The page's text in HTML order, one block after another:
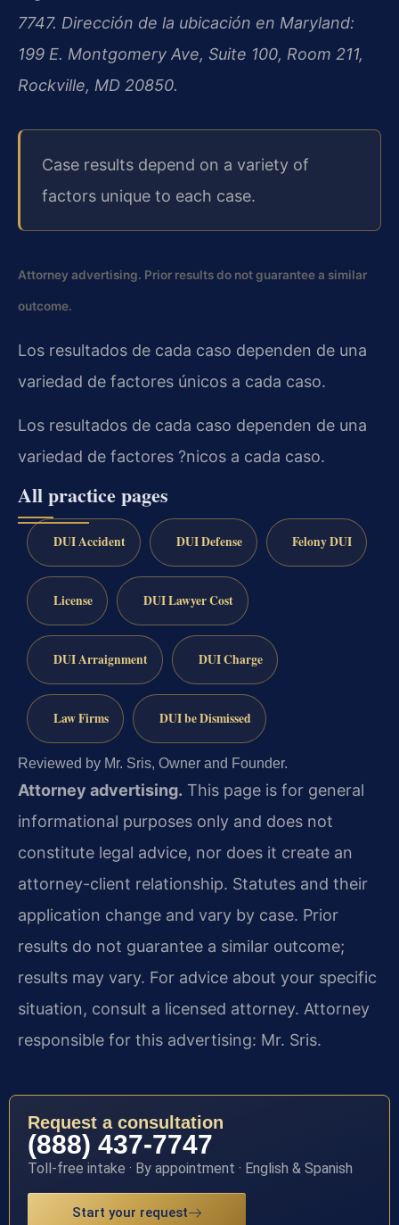
7747. Dirección de la ubicación en Maryland:
199 E. Montgomery Ave, Suite 100, Room 211,
Rockville, MD 20850.
Case results depend on a variety of
factors unique to each case.
Attorney advertising. Prior results do not guarantee a similar
outcome.
Los resultados de cada caso dependen de una
variedad de factores únicos a cada caso.
Los resultados de cada caso dependen de una
variedad de factores ?nicos a cada caso.
All practice pages
DUI Accident DUI Defense Felony DUI
License DUI Lawyer Cost
DUI Arraignment DUI Charge
Law Firms DUI be Dismissed
Reviewed by Mr. Sris, Owner and Founder.
Attorney advertising. This page is for general
informational purposes only and does not
constitute legal advice, nor does it create an
attorney-client relationship. Statutes and their
application change and vary by case. Prior
results do not guarantee a similar outcome;
results may vary. For advice about your specific
situation, consult a licensed attorney. Attorney
responsible for this advertising: Mr. Sris.
Request a consultation
(888) 437-7747
Toll-free intake · By appointment · English & Spanish
Start your request